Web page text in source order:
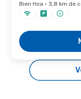
Bien Hoa · 3,8 km de